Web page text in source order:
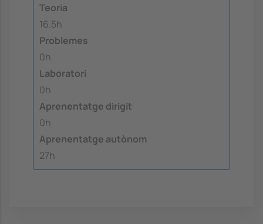
Teoria
16.5h
Problemes
0h
Laboratori
0h
Aprenentatge dirigit
0h
Aprenentatge autònom
27h